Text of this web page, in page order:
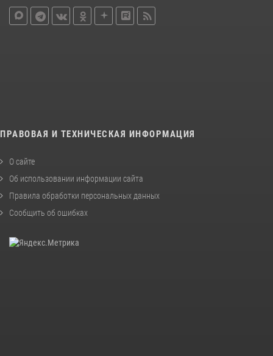
ПРАВОВАЯ И ТЕХНИЧЕСКАЯ ИНФОРМАЦИЯ
О сайте
Об использовании информации сайта
Правила обработки персональных данных
Сообщить об ошибках